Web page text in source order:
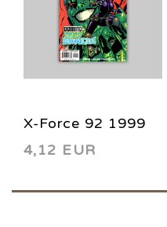
X-Force 92 1999
4,12 EUR